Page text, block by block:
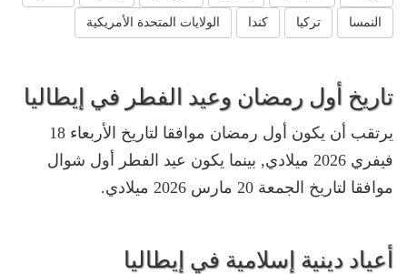
النمسا تركيا كندا الولايات المتحدة الأمريكية
تاريخ أول رمضان وعيد الفطر في إيطاليا
يرتقب أن يكون أول رمضان موافقا لتاريخ الأربعاء 18
فيفري 2026 ميلادي, بينما يكون عيد الفطر أول شوال
موافقا لتاريخ الجمعة 20 مارس 2026 ميلادي.
أعياد دينية إسلامية في إيطاليا